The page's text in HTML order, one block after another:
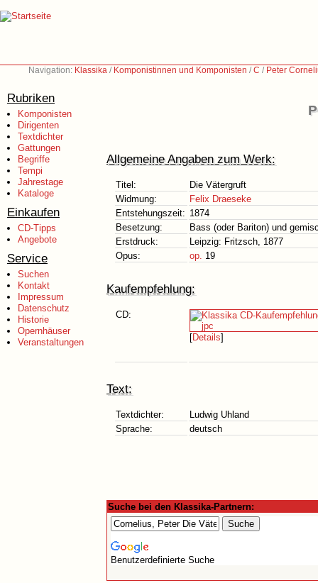
Navigation: Klassika / Komponistinnen und Komponisten /C / Peter
Rubriken
Komponisten
Dirigenten
Textdichter
Gattungen
Begriffe
Tempi
Jahrestage
Kataloge
Einkaufen
CD-Tipps
Angebote
Service
Suchen
Kontakt
Impressum
Datenschutz
Historie
Opernhäuser
Veranstaltungen
Allgemeine Angaben zum Werk:
Titel:
Die Vätergruft
Widmung:
Felix Draeseke
Entstehungszeit: 1874
Besetzung:
Bass (oder Bariton) und
Erstdruck:
Leipzig: Fritzsch, 1877
Opus:
op. 19
Kaufempfehlung:
CD:
[Details]
Text:
Textdichter:
Ludwig Uhland
Sprache:
deutsch
Suche bei den Klassika-Partnern:
Benutzerdefinierte Suche